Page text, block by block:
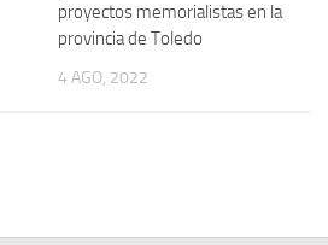
proyectos memorialistas en la
provincia de Toledo
4 AGO, 2022